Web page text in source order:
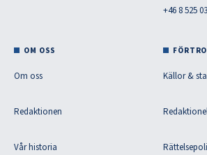
+46 8 525
OM OSS
Om oss
Redaktionen
Vår historia
Källor &